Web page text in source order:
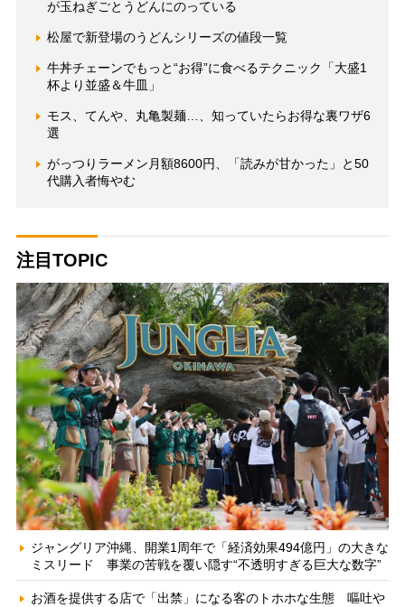
が玉ねぎごとうどんにのっている
松屋で新登場のうどんシリーズの値段一覧
牛丼チェーンでもっと“お得”に食べるテクニック「大盛1
杯より並盛＆牛皿」
モス、てんや、丸亀製麺…、知っていたらお得な裏ワザ6
選
がっつりラーメン月額8600円、「読みが甘かった」と50
代購入者悔やむ
注目TOPIC
ジャングリア沖縄、開業1周年で「経済効果494億円」の大きな
ミスリード 事業の苦戦を覆い隠す“不透明すぎる巨大な数字”
お酒を提供する店で「出禁」になる客のトホホな生態 嘔吐や